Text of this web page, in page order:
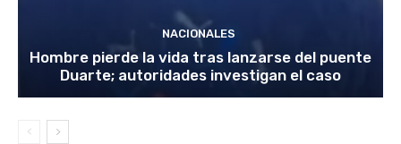
NACIONALES
Hombre pierde la vida tras lanzarse del puente
Duarte; autoridades investigan el caso